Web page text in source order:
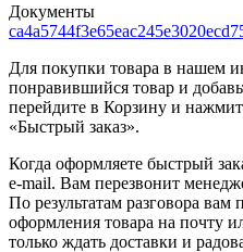
Документы
Для покупки товара в нашем
понравившийся товар и
перейдите в Корзину и
«Быстрый заказ».
Когда оформляете быстрый
e-mail. Вам перезвонит
По результатам разговора вам
оформления товара на почту
только ждать доставки и